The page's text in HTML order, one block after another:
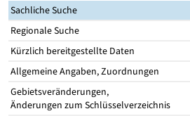
Sachliche Suche
Regionale Suche
Kürzlich bereitgestellte Daten
Allgemeine Angaben, Zuordnungen
Gebietsveränderungen,
Änderungen zum Schlüsselverzeichnis